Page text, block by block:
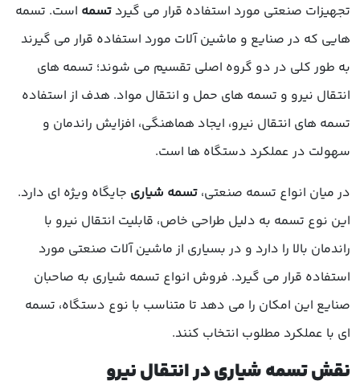
تجهیزات صنعتی مورد استفاده قرار می گیرد تسمه است. تسمه
هایی که در صنایع و ماشین آلات مورد استفاده قرار می گیرند
به طور کلی در دو گروه اصلی تقسیم می شوند؛ تسمه های
انتقال نیرو و تسمه های حمل و انتقال مواد. هدف از استفاده
تسمه های انتقال نیرو، ایجاد هماهنگی، افزایش راندمان و
سهولت در عملکرد دستگاه ها است.
در میان انواع تسمه صنعتی، تسمه شیاری جایگاه ویژه ای دارد.
این نوع تسمه به دلیل طراحی خاص، قابلیت انتقال نیرو با
راندمان بالا را دارد و در بسیاری از ماشین آلات صنعتی مورد
استفاده قرار می گیرد. فروش انواع تسمه شیاری به صاحبان
صنایع این امکان را می دهد تا متناسب با نوع دستگاه، تسمه
ای با عملکرد مطلوب انتخاب کنند.
نقش تسمه شیاری در انتقال نیرو